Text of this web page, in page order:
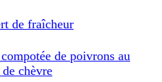
de fraîcheur
de poivrons au
chèvre